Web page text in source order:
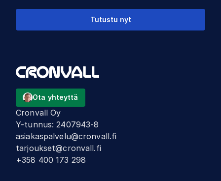
Tutustu nyt
Ota yhteyttä
Cronvall Oy
Y-tunnus:2407943-8
asiakaspalvelu@cronvall.fi
tarjoukset@cronvall.fi
+358 400 173 298